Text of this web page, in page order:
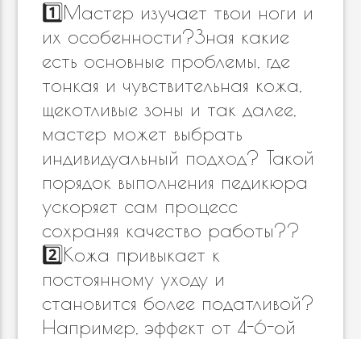
1️⃣Мастер изучает твои ноги и
их особенности?Зная какие
есть основные проблемы, где
тонкая и чувствительная кожа,
щекотливые зоны и так далее,
мастер может выбрать
индивидуальный подход? Такой
порядок выполнения педикюра
ускоряет сам процесс
сохраняя качество работы??
2️⃣Кожа привыкает к
постоянному уходу и
становится более податливой?
Например, эффект от 4-6-ой